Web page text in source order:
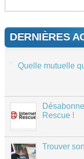
DERNIÈRES
Quelle mutuelle
Rescue !
Trouver